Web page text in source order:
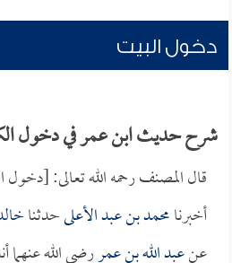
دخول البيت
شرح حديث ابن عمر في دخول
قال المصنف رحمه الله تعالى: [دخول
أخبرنامحمد بن عبد الأعلىحدثنا
عنعبد الله بن عمررضي الله عنهما